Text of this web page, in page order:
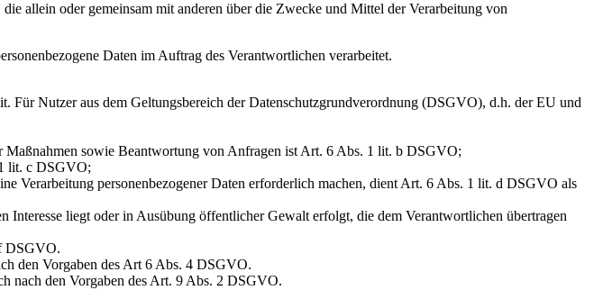
allein oder gemeinsam mit anderen über die Zwecke und Mittel der Verarbeitung von
Daten im Auftrag des Verantwortlichen verarbeitet.
Nutzer aus dem Geltungsbereich der Datenschutzgrundverordnung (DSGVO), d.h. der EU und
sowie Beantwortung von Anfragen ist Art. 6 Abs. 1 lit. b DSGVO;
lit. c DSGVO;
Verarbeitung personenbezogener Daten erforderlich machen, dient Art. 6 Abs. 1 lit. d DSGVO als
liegt oder in Ausübung öffentlicher Gewalt erfolgt, die dem Verantwortlichen übertragen
DSGVO.
den Vorgaben des Art 6 Abs. 4 DSGVO.
nach den Vorgaben des Art. 9 Abs. 2 DSGVO.